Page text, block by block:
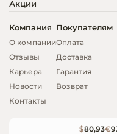
Акции
Компания
О компании
Отзывы
Карьера
Новости
Контакты
Покупателям
Оплата
Доставка
Гарантия
Возврат
$80,93€